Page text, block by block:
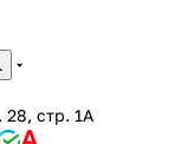
28, стр. 1А